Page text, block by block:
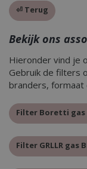
⏎ Terug
Bekijk ons
Hieronder vind je
Gebruik de filters
branders, formaat
Filter Boretti gas
Filter GRLLR gas